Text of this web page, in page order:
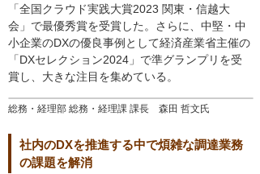
総務・経理部 総務・経理課 課長 森田 哲文氏
「全国クラウド実践大賞2023 関東・信越大
会」で最優秀賞を受賞した。さらに、中堅・中
小企業のDXの優良事例として経済産業省主催の
「DXセレクション2024」で準グランプリを受
賞し、大きな注目を集めている。
社内のDXを推進する中で煩雑な調達業務
の課題を解消